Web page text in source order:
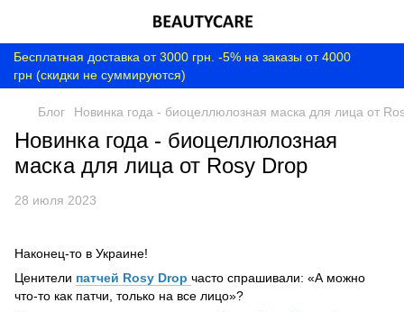
Бесплатная доставка от 3000 грн. -5% на заказы от 4000
грн (скидки не суммируются)
Блог Новинка года - биоцеллюлозная маска для лица от
Новинка года - биоцеллюлозная
маска для лица от Rosy Drop
28 июля 2023
Наконец-то в Украине!
Ценители патчей Rosy Drop часто спрашивали: «А можно
что-то как патчи, только на все лицо»?